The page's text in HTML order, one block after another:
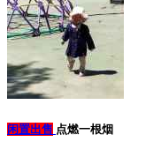
闲置出售 点燃一根烟